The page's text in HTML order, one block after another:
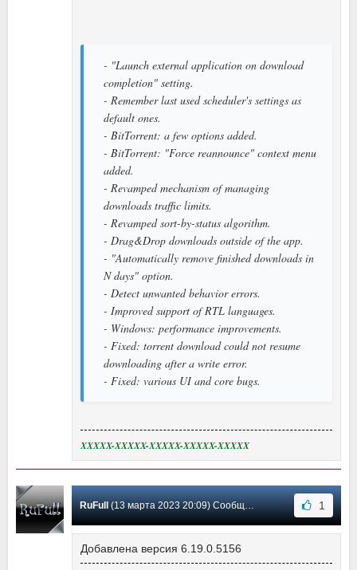
- "Launch external application on download
completion" setting.
- Remember last used scheduler's settings as
default ones.
- BitTorrent: a few options added.
- BitTorrent: "Force reannounce" context menu
added.
- Revamped mechanism of managing
downloads traffic limits.
- Revamped sort-by-status algorithm.
- Drag&Drop downloads outside of the app.
- "Automatically remove finished downloads in
N days" option.
- Detect unwanted behavior errors.
- Improved support of RTL languages.
- Windows: performance improvements.
- Fixed: torrent download could not resume
downloading after a write error.
- Fixed: various UI and core bugs.
XXXXX-XXXXX-XXXXX-XXXXX-XXXXX
RuFull (13 марта 2023 20:09) Сообщение #576 1
Добавлена версия 6.19.0.5156